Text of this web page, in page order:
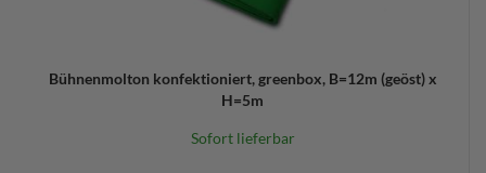
Bühnenmolton konfektioniert, greenbox, B=12m (geöst) x
H=5m
Sofort lieferbar